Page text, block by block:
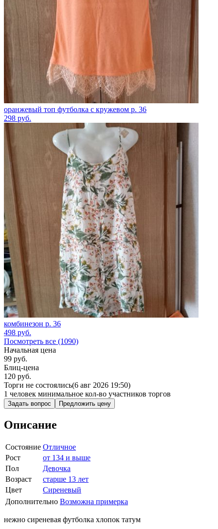
оранжевый топ футболка с кружевом р. 36
298 руб.
комбинезон р. 36
498 руб.
Посмотреть все (1090)
Начальная цена
99 руб.
Блиц-цена
120 руб.
Торги не состоялись(6 авг 2026 19:50)
1 человек минимальное кол-во участников торгов
Задать вопрос Предложить цену
Описание
Состояние Отличное
Рост
от 134 и выше
Пол
Девочка
Возраст
старше 13 лет
Цвет
Сиреневый
Дополнительно Возможна примерка
нежно сиреневая футболка хлопок татум